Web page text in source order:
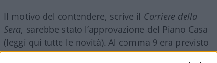
Il motivo del contendere, scrive il Corriere della
Sera, sarebbe stato l’approvazione del Piano Casa
(leggi qui tutte le novità). Al comma 9 era previsto
il sacrosanto depotenziamento delle